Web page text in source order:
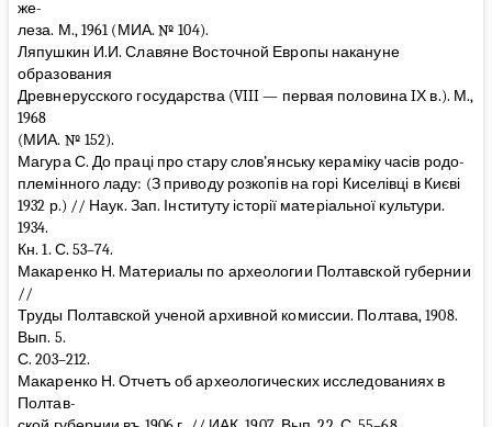
же-
леза. М., 1961 (МИА. № 104).
Ляпушкин И.И. Славяне Восточной Европы накануне
образования
Древнерусского государства (VIII — первая половина IХ в.). М.,
1968
(МИА. № 152).
Магура С. До праці про стару слов’янську кераміку часів родо-
племінного ладу: (З приводу розкопів на горі Киселівці в Києві
1932 р.) // Наук. Зап. Інституту історії матеріальної культури.
1934.
Кн. 1. С. 53–74.
Макаренко Н. Материалы по археологии Полтавской губернии
//
Труды Полтавской ученой архивной комиссии. Полтава, 1908.
Вып. 5.
С. 203–212.
Макаренко Н. Отчетъ об археологических исследованиях в
Полтав-